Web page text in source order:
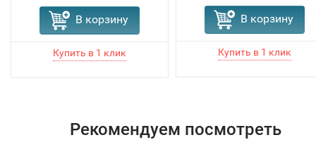
В корзину В корзину
Рекомендуем посмотреть